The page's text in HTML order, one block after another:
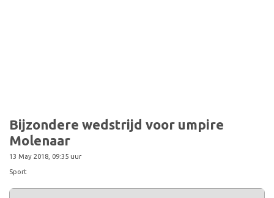
Bijzondere wedstrijd voor umpire
Molenaar
13 May 2018, 09:35 uur
Sport